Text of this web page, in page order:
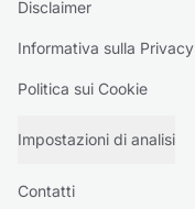
Disclaimer
Informativa sulla Privacy
Politica sui Cookie
Impostazioni di analisi
Contatti